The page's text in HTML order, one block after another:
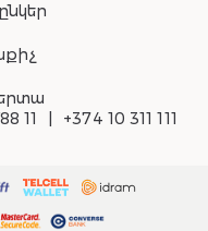
88 11 +374 10 311 111